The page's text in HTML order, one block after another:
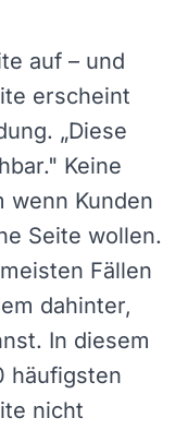
auf – und
erscheint
„Diese
Keine
wenn Kunden
Seite wollen.
Fällen
dahinter,
In diesem
häufigsten
nicht